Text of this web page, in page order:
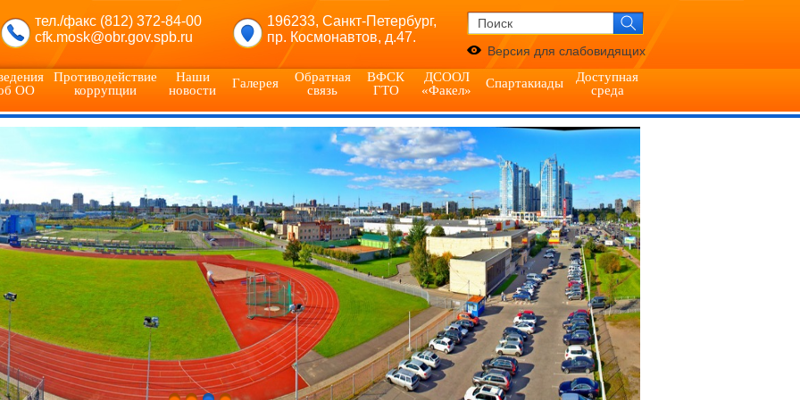
тел./факс (812) 372-84-00
cfk.mosk@obr.gov.spb.ru
196233, Санкт-Петербург,
пр. Космонавтов, д.47.
Версия для слабовидящих
ОО
Противодействие
коррупции
Наши
новости
Галерея
Обратная
связь
ВФСК
ГТО
ДСООЛ
«Факел»
Спартакиады
Доступная
среда